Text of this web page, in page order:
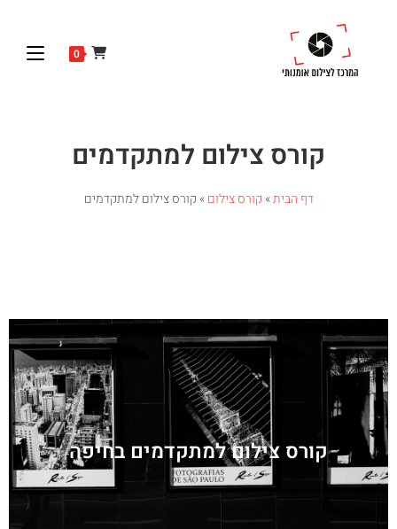
0
קורס צילום למתקדמים
דף הבית» קורס צילום» קורס צילום למתקדמים
קורס צילום למתקדמים בחיפה